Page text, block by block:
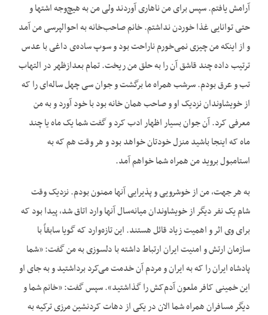
آرامش یافتم. سپس برای من ناهاری آوردند ولی من به هیچ‌‌وجه اشتها و
حتی توانایی غذا خوردن نداشتم. خانم صاحب‌‌خانه به احوالپرسی من آمد
و از اینکه من چیزی نمی‌‌خورم ناراحت بود و سوپ ساده‌‌ی داغی با عدس
ترتیب داده چند قاشق آن را به حلق من ریخت. تمام بعدازظهر در التهاب
تب و عرق بودم. سرشب همراه ما برگشت و جوان سی چهل ساله‌‌ای را که
از خویشاوندان نزدیک او و صاحب همان خانه بود با خود آورد و به من
معرفی کرد. آن جوان بسیار اظهار ادب کرد و گفت شما یک ماه یا چند
ماه که اینجا باشید منزل خودتان خواهد بود و هر وقت هم که به
استامبول بروید من همراه شما خواهم آمد.
به هر جهت، من از خوشرویی و پذیرایی آنها ممنون بودم. نزدیک وقت
شام یک نفر دیگر از خویشاوندان میانه‌‌سال آنها وارد اتاق شد، پیدا بود که
برای وی اثر و اهمیت زیاد قائل هستند. این تازه‌‌وارد که گویا سابقاً با
سازمان ارتش و امنیت ایران ارتباط داشته با دلسوزی به من گفت: «شما
پادشاه ایران را که به ایران و مردم آن خدمت می‌‌کرد برداشتید و به جای او
این خمینی کافر ملعون آدم‌‌کش را گذاشتید». سپس گفت: «خانم شما و
دیگر مسافران همراه شما الان در یکی از دهات کردنشین مرزی ترکیه به